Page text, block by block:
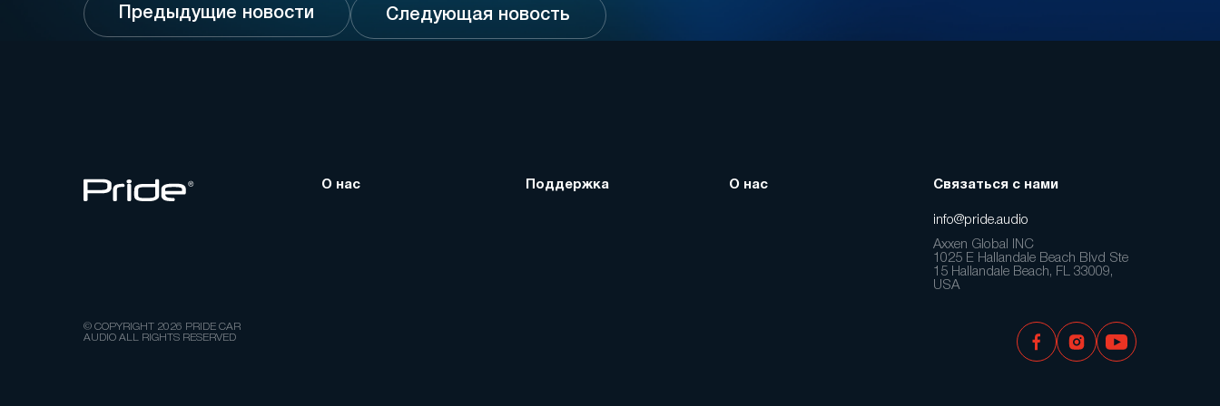
Предыдущие новости Следующая новость
О нас Поддержка О нас Связаться с нами
info@pride.audio
Axxen Global INC
1025 E Hallandale Beach Blvd Ste
15 Hallandale Beach, FL 33009,
USA
© COPYRIGHT 2026 PRIDE CAR
AUDIO ALL RIGHTS RESERVED